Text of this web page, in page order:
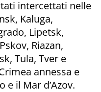
intercettati nelle
Kaluga,
Lipetsk,
Riazan,
Tula, Tver e
annessa e
e il Mar d’Azov.